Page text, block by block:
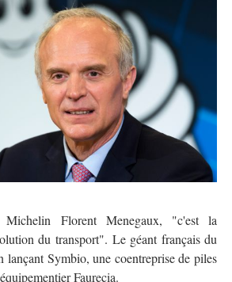
Florent Menegaux, "c'est la
du transport". Le géant français du
lançant Symbio, une coentreprise de piles
Faurecia.